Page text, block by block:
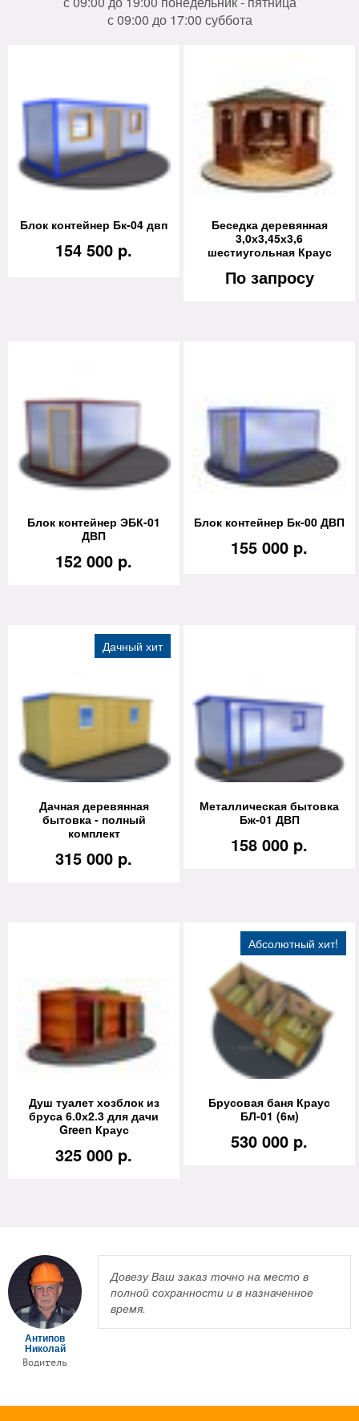
с 09:00 до 17:00 суббота
Блок контейнер Бк-04 двп
154 500 p.
Беседка деревянная
3,0х3,45х3,6
шестиугольная Краус
По запросу
Блок контейнер ЭБК-01
ДВП
152 000 p.
Блок контейнер Бк-00 ДВП
155 000 p.
Дачный хит
Дачная деревянная
бытовка - полный
комплект
315 000 p.
Металлическая бытовка
Бж-01 ДВП
158 000 p.
Душ туалет хозблок из
бруса 6.0х2.3 для дачи
Green Краус
325 000 p.
Абсолютный хит!
Брусовая баня Краус
БЛ-01 (6м)
530 000 p.
Антипов
Николай
Водитель
Довезу Ваш заказ точно на место в
полной сохранности и в назначенное
время.